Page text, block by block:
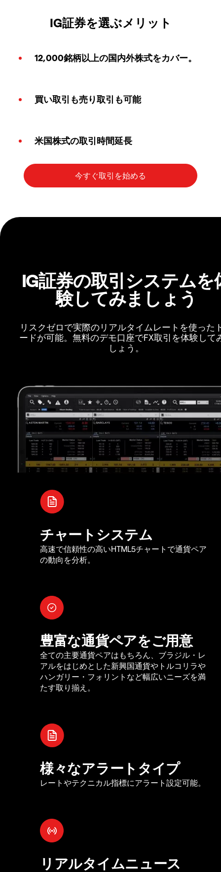
IG証券を選ぶメリット
12,000銘柄以上の国内外株式をカバー。
買い取引も売り取引も可能
米国株式の取引時間延長
IG証券の取引システムを
験してみましょう
リスクゼロで実際のリアルタイムレートを使った
ードが可能。無料のデモ口座でFX取引を体験して
しょう。
チャートシステム
高速で信頼性の高いHTML5チャートで通貨ペア
の動向を分析。
豊富な通貨ペアをご用意
全ての主要通貨ペアはもちろん、ブラジル・レ
アルをはじめとした新興国通貨やトルコリラや
ハンガリー・フォリントなど幅広いニーズを満
たす取り揃え。
様々なアラートタイプ
レートやテクニカル指標にアラート設定可能。
リアルタイムニュース